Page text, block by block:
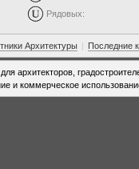
Рядовых:
Архитектуры | Последние
архитекторов,
и коммерческое